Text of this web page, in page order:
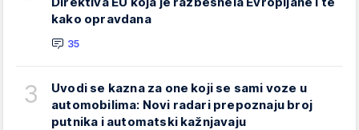
kako opravdana
35
3
Uvodi se kazna za one koji se sami voze u
automobilima: Novi radari prepoznaju broj
putnika i automatski kažnjavaju